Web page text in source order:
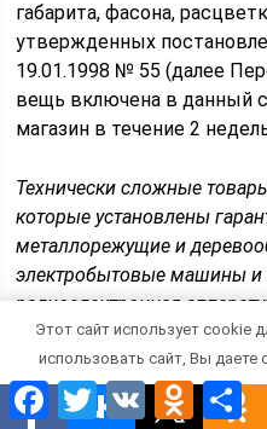
габарита, фасона,
утвержденных
19.01.1998 № 55 (далее
вещь включена в данный
магазин в течение 2
Технически сложные
которые установлены
металлорежущие и
электробытовые машины и
радиоэлектронная
и множительная техника;
телефонные аппараты и
электромузыкальные
электронные, бытовое
Facebook
TwitterVK
Этот сайт использует cookie
использовать сайт, Вы даете
файлами.